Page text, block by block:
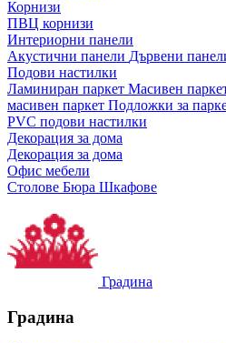
Корнизи
ПВЦ корнизи
Интериорни панели
Акустични панели Дървени
Подови настилки
Ламиниран паркет Масивен
масивен паркет Подложки за
PVC подови настилки
Декорация за дома
Декорация за дома
Офис мебели
Столове Бюра Шкафове
Градина
Градина